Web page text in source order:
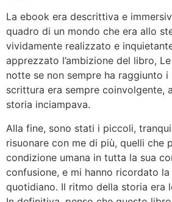
La ebook era descrittiva e
quadro di un mondo che era allo
vividamente realizzato e
apprezzato l’ambizione del libro,
notte se non sempre ha raggiunto
scrittura era sempre coinvolgente,
storia inciampava.
Alla fine, sono stati i piccoli,
risuonare con me di più, quelli che
condizione umana in tutta la sua
confusione, e mi hanno ricordato
quotidiano. Il ritmo della storia era